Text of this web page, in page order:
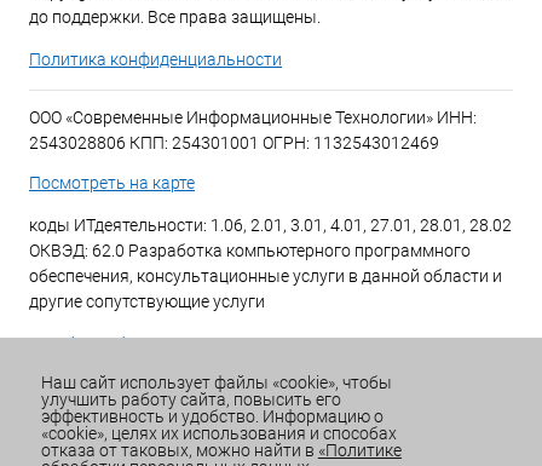
до поддержки. Все права защищены.
Политика конфиденциальности
ООО «Современные Информационные Технологии» ИНН:
2543028806 КПП: 254301001 ОГРН: 1132543012469
Посмотреть на карте
коды ИТдеятельности: 1.06, 2.01, 3.01, 4.01, 27.01, 28.01, 28.02
ОКВЭД: 62.0 Разработка компьютерного программного
обеспечения, консультационные услуги в данной области и
другие сопутствующие услуги
Email:office@sitdv.ru
График работы Пн-Пт: с 9:00 до 18:00 Сб/Вс: Выходной
Наш сайт использует файлы «cookie», чтобы
улучшить работу сайта, повысить его
эффективность и удобство. Информацию о
«cookie», целях их использования и способах
отказа от таковых, можно найти в «Политике